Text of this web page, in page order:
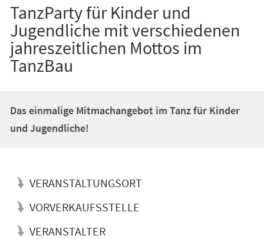
TanzParty für Kinder und
Jugendliche mit verschiedenen
jahreszeitlichen Mottos im
TanzBau
Das einmalige Mitmachangebot im Tanz für Kinder
und Jugendliche!
VERANSTALTUNGSORT
VORVERKAUFSSTELLE
VERANSTALTER